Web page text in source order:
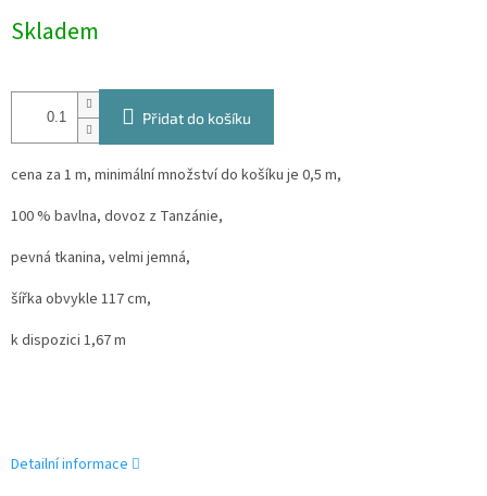
cena:
Skladem
Přidat do košíku
cena za 1 m, minimální množství do košíku je 0,5 m,
100 % bavlna, dovoz z Tanzánie,
pevná tkanina, velmi jemná,
šířka obvykle 117 cm,
k dispozici 1,67 m
Detailní informace